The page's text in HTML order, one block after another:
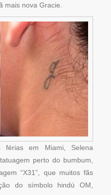
mais nova Gracie.
férias em Miami, Selena
perto do bumbum,
“X31”, que muitos fãs
do símbolo hindú OM,